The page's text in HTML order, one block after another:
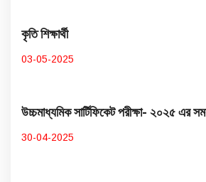
কৃতি শিক্ষার্থী
03-05-2025
উচ্চমাধ্যমিক সার্টিফিকেট পরীক্ষা- ২০২৫ এর
30-04-2025